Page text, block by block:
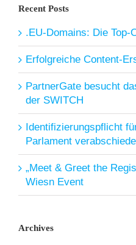
Recent Posts
.EU-Domains: Die Top-
Erfolgreiche Content-
PartnerGate besucht
der SWITCH
Identifizierungspflicht
Parlament
„Meet & Greet the
Wiesn Event
Archives